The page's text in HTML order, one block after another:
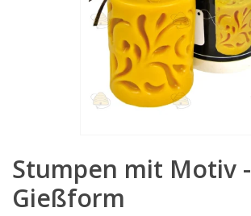
Stumpen mit Motiv -
Gießform